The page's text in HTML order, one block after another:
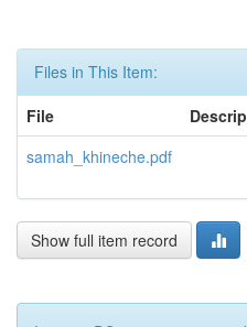
Files in This Item:
File
samah_khineche.pdf
Show full item record